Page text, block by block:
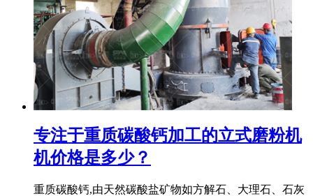
专注于重质碳酸钙加工的立式磨粉机
机价格是多少？
重质碳酸钙,由天然碳酸盐矿物如方解石、大理石、石灰